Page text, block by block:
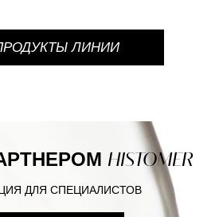
ЛИНИИ
HISTOMER
ДЛЯ СПЕЦИАЛИСТОВ